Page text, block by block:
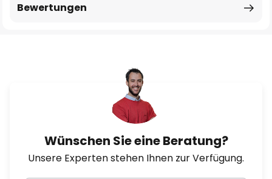
Bewertungen
Wünschen Sie eine Beratung?
Unsere Experten stehen Ihnen zur Verfügung.